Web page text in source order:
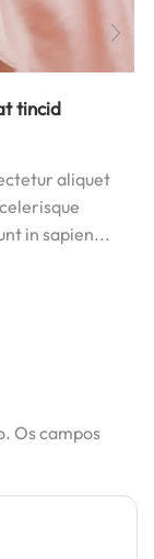
tincid
aliquet
in sapien...
Os campos